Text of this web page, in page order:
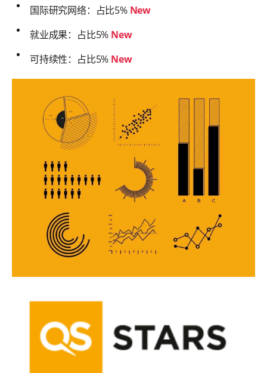
国际研究网络：占比5% New
就业成果：占比5% New
可持续性：占比5% New